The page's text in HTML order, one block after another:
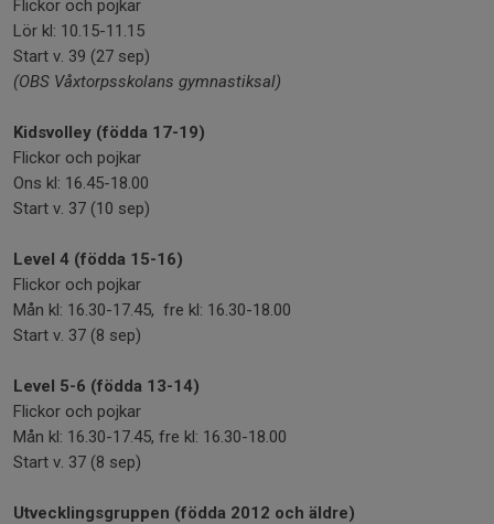
Flickor och pojkar
Lör kl: 10.15-11.15
Start v. 39 (27 sep)
(OBS Våxtorpsskolans gymnastiksal)
Kidsvolley (födda 17-19)
Flickor och pojkar
Ons kl: 16.45-18.00
Start v. 37 (10 sep)
Level 4 (födda 15-16)
Flickor och pojkar
Mån kl: 16.30-17.45, fre kl: 16.30-18.00
Start v. 37 (8 sep)
Level 5-6 (födda 13-14)
Flickor och pojkar
Mån kl: 16.30-17.45, fre kl: 16.30-18.00
Start v. 37 (8 sep)
Utvecklingsgruppen (födda 2012 och äldre)